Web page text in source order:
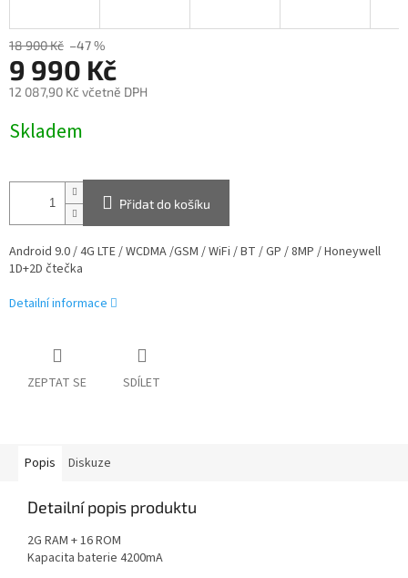
18 900 Kč –47 %
9 990 Kč
12 087,90 Kč včetně DPH
cena:
Skladem
Přidat do košíku
Android 9.0 / 4G LTE / WCDMA /GSM / WiFi / BT / GP / 8MP / Honeywell
1D+2D čtečka
Detailní informace
ZEPTAT SE SDÍLET
Popis Diskuze
Detailní popis produktu
2G RAM + 16 ROM
Kapacita baterie 4200mA